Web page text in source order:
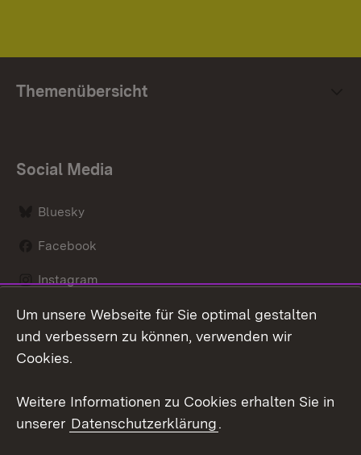
Themenübersicht
Social Media
Bluesky
Facebook
Instagram
LinkedIn
Um unsere Webseite für Sie optimal gestalten
und verbessern zu können, verwenden wir
Cookies.
Weitere Informationen zu Cookies erhalten Sie in
unserer Datenschutzerklärung.